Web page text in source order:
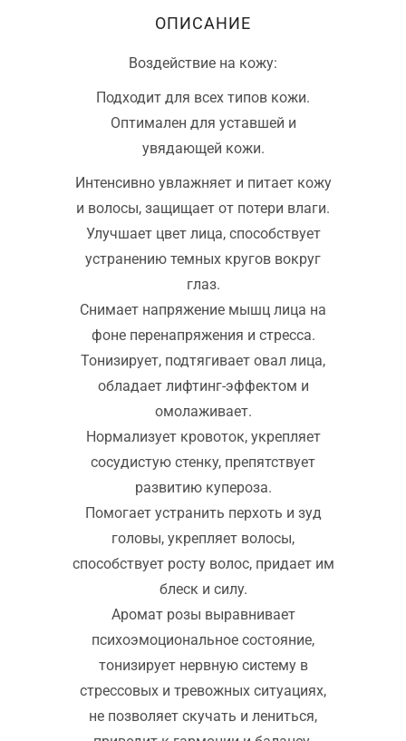
ОПИСАНИЕ
Воздействие на кожу:
Подходит для всех типов кожи.
Оптимален для уставшей и
увядающей кожи.
Интенсивно увлажняет и питает кожу
и волосы, защищает от потери влаги.
Улучшает цвет лица, способствует
устранению темных кругов вокруг
глаз.
Снимает напряжение мышц лица на
фоне перенапряжения и стресса.
Тонизирует, подтягивает овал лица,
обладает лифтинг-эффектом и
омолаживает.
Нормализует кровоток, укрепляет
сосудистую стенку, препятствует
развитию купероза.
Помогает устранить перхоть и зуд
головы, укрепляет волосы,
способствует росту волос, придает им
блеск и силу.
Аромат розы выравнивает
психоэмоциональное состояние,
тонизирует нервную систему в
стрессовых и тревожных ситуациях,
не позволяет скучать и лениться,